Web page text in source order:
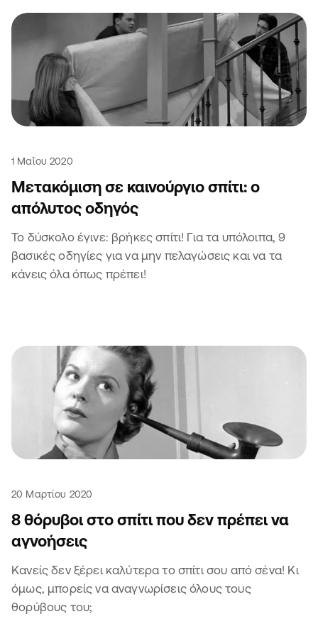
1 Μαΐου 2020
Μετακόμιση σε καινούργιο σπίτι: ο
απόλυτος οδηγός
Το δύσκολο έγινε: βρήκες σπίτι! Για τα υπόλοιπα, 9
βασικές οδηγίες για να μην πελαγώσεις και να τα
κάνεις όλα όπως πρέπει!
20 Μαρτίου 2020
8 θόρυβοι στο σπίτι που δεν πρέπει να
αγνοήσεις
Κανείς δεν ξέρει καλύτερα το σπίτι σου από σένα! Κι
όμως, μπορείς να αναγνωρίσεις όλους τους
θορύβους του;